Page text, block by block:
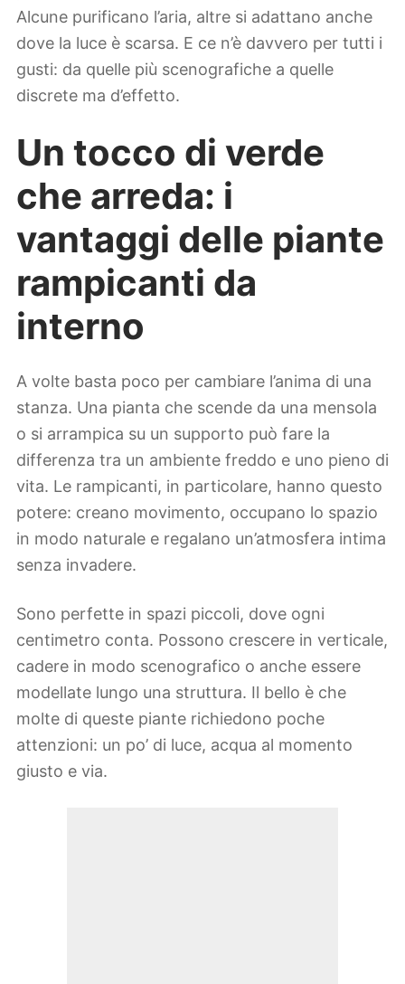
Alcune purificano l’aria, altre si adattano anche
dove la luce è scarsa. E ce n’è davvero per tutti i
gusti: da quelle più scenografiche a quelle
discrete ma d’effetto.
Un tocco di verde
che arreda: i
vantaggi delle piante
rampicanti da
interno
A volte basta poco per cambiare l’anima di una
stanza. Una pianta che scende da una mensola
o si arrampica su un supporto può fare la
differenza tra un ambiente freddo e uno pieno di
vita. Le rampicanti, in particolare, hanno questo
potere: creano movimento, occupano lo spazio
in modo naturale e regalano un’atmosfera intima
senza invadere.
Sono perfette in spazi piccoli, dove ogni
centimetro conta. Possono crescere in verticale,
cadere in modo scenografico o anche essere
modellate lungo una struttura. Il bello è che
molte di queste piante richiedono poche
attenzioni: un po’ di luce, acqua al momento
giusto e via.